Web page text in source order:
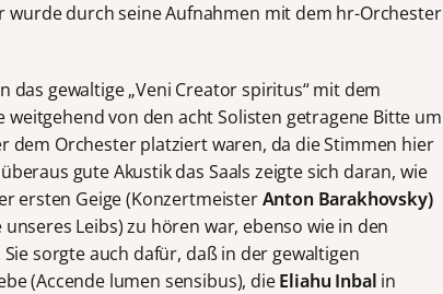
wurde durch seine Aufnahmen mit dem hr-Orchester
das gewaltige „Veni Creator spiritus“ mit dem
von den acht Solisten getragene Bitte um
dem Orchester platziert waren, da die Stimmen hier
gute Akustik das Saals zeigte sich daran, wie
ersten Geige (KonzertmeisterAnton Barakhovsky)
Leibs) zu hören war, ebenso wie in den
sorgte auch dafür, daß in der gewaltigen
(Accende lumen sensibus), dieEliahu Inbal in